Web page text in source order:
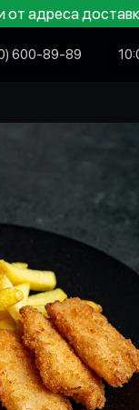
адреса
600-89-89